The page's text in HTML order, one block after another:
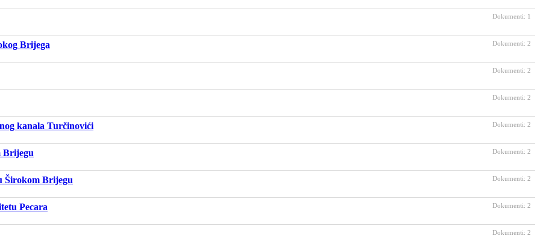
Dokumenti: 1
Brijega Dokumenti: 2
Dokumenti: 2
Dokumenti: 2
kanala Turčinovići Dokumenti: 2
Brijegu Dokumenti: 2
Širokom Brijegu Dokumenti: 2
Pecara Dokumenti: 2
Dokumenti: 2